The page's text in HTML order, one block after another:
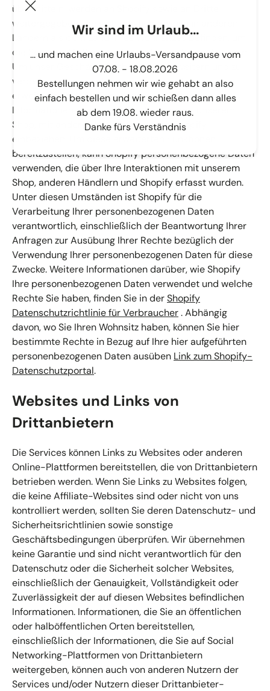
Wir sind im Urlaub...
... und machen eine Urlaubs-Versandpause vom
07.08. - 18.08.2026
Bestellungen nehmen wir wie gehabt an also
einfach bestellen und wir schießen dann alles
ab dem 19.08. wieder raus.
Danke fürs Verständnis
übermitteln, werden an Shopify sowie an Dritte
weitergegeben, die sich möglicherweise in anderen
Ländern als dem Land Ihres Wohnsitzes befinden, um
die Services für Sie bereitzustellen und zu verbessern.
Um unser Geschäft zu schützen, zu erweitern und zu
verbessern, verwenden wir außerdem bestimmte
erweiterte Shopify-Funktionen, die Daten und
Informationen aus Ihren Interaktionen mit unserem
Shop, mit anderen Händlern und mit Shopify
einbeziehen. Um diese erweiterten Funktionen
bereitzustellen, kann Shopify personenbezogene Daten
verwenden, die über Ihre Interaktionen mit unserem
Shop, anderen Händlern und Shopify erfasst wurden.
Unter diesen Umständen ist Shopify für die
Verarbeitung Ihrer personenbezogenen Daten
verantwortlich, einschließlich der Beantwortung Ihrer
Anfragen zur Ausübung Ihrer Rechte bezüglich der
Verwendung Ihrer personenbezogenen Daten für diese
Zwecke. Weitere Informationen darüber, wie Shopify
Ihre personenbezogenen Daten verwendet und welche
Rechte Sie haben, finden Sie in derShopify
Datenschutzrichtlinie für Verbraucher. Abhängig
davon, wo Sie Ihren Wohnsitz haben, können Sie hier
bestimmte Rechte in Bezug auf Ihre hier aufgeführten
personenbezogenen Daten ausüben Link zum Shopify-
Datenschutzportal.
Websites und Links von
Drittanbietern
Die Services können Links zu Websites oder anderen
Online-Plattformen bereitstellen, die von Drittanbietern
betrieben werden. Wenn Sie Links zu Websites folgen,
die keine Affiliate-Websites sind oder nicht von uns
kontrolliert werden, sollten Sie deren Datenschutz- und
Sicherheitsrichtlinien sowie sonstige
Geschäftsbedingungen überprüfen. Wir übernehmen
keine Garantie und sind nicht verantwortlich für den
Datenschutz oder die Sicherheit solcher Websites,
einschließlich der Genauigkeit, Vollständigkeit oder
Zuverlässigkeit der auf diesen Websites befindlichen
Informationen. Informationen, die Sie an öffentlichen
oder halböffentlichen Orten bereitstellen,
einschließlich der Informationen, die Sie auf Social
Networking-Plattformen von Drittanbietern
weitergeben, können auch von anderen Nutzern der
Services und/oder Nutzern dieser Drittanbieter-